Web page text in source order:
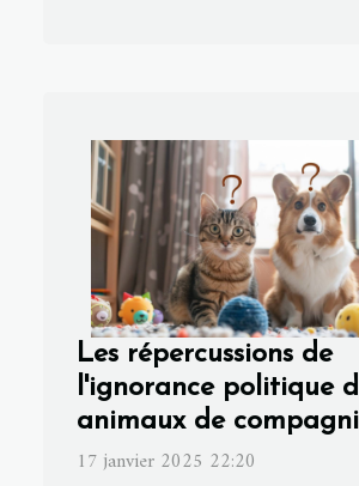
Les répercussions de
l'ignorance politique
animaux de
17 janvier 2025 22:20